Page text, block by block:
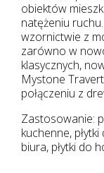
obiektów
natężeniu
wzornictwie z
zarówno w
klasycznych,
Mystone
połączeniu z
Zastosowanie:
kuchenne,
biura, płytki do